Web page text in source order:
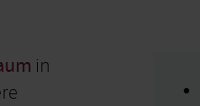
in